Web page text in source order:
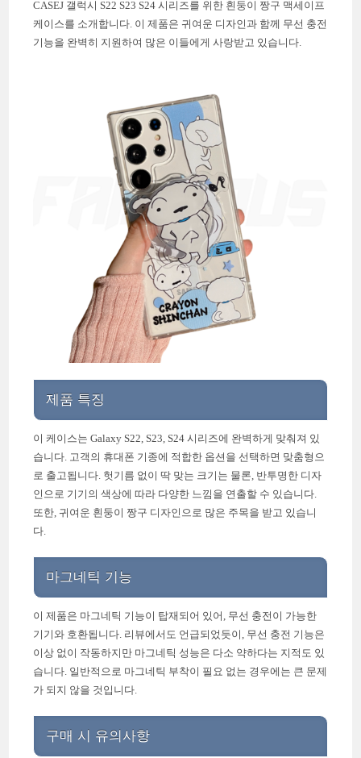
CASEJ 갤럭시 S22 S23 S24 시리즈를 위한 흰둥이 짱구 맥세이프
케이스를 소개합니다. 이 제품은 귀여운 디자인과 함께 무선 충전
기능을 완벽히 지원하여 많은 이들에게 사랑받고 있습니다.
제품 특징
이 케이스는 Galaxy S22, S23, S24 시리즈에 완벽하게 맞춰져 있
습니다. 고객의 휴대폰 기종에 적합한 옵션을 선택하면 맞춤형으
로 출고됩니다. 헛기름 없이 딱 맞는 크기는 물론, 반투명한 디자
인으로 기기의 색상에 따라 다양한 느낌을 연출할 수 있습니다.
또한, 귀여운 흰둥이 짱구 디자인으로 많은 주목을 받고 있습니
다.
마그네틱 기능
이 제품은 마그네틱 기능이 탑재되어 있어, 무선 충전이 가능한
기기와 호환됩니다. 리뷰에서도 언급되었듯이, 무선 충전 기능은
이상 없이 작동하지만 마그네틱 성능은 다소 약하다는 지적도 있
습니다. 일반적으로 마그네틱 부착이 필요 없는 경우에는 큰 문제
가 되지 않을 것입니다.
구매 시 유의사항